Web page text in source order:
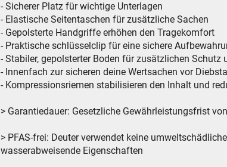
- Sicherer Platz für wichtige Unterlagen
- Elastische Seitentaschen für zusätzliche Sachen
- Gepolsterte Handgriffe erhöhen den Tragekomfort
- Praktische schlüsselclip für eine sichere
- Stabiler, gepolsterter Boden für zusätzlichen Schutz
- Innenfach zur sicheren deine Wertsachen vor
- Kompressionsriemen stabilisieren den Inhalt und
> Garantiedauer: Gesetzliche Gewährleistungsfrist
> PFAS-frei: Deuter verwendet keine
wasserabweisende Eigenschaften